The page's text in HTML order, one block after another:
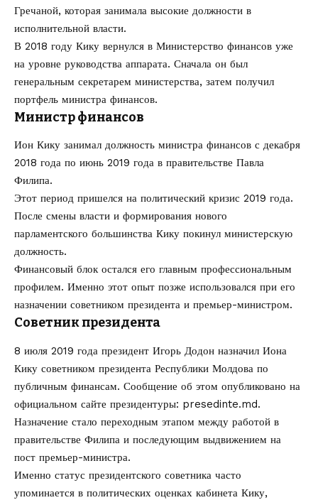
Гречаной, которая занимала высокие должности в
исполнительной власти.
В 2018 году Кику вернулся в Министерство финансов уже
на уровне руководства аппарата. Сначала он был
генеральным секретарем министерства, затем получил
портфель министра финансов.
Министр финансов
Ион Кику занимал должность министра финансов с декабря
2018 года по июнь 2019 года в правительстве Павла
Филипа.
Этот период пришелся на политический кризис 2019 года.
После смены власти и формирования нового
парламентского большинства Кику покинул министерскую
должность.
Финансовый блок остался его главным профессиональным
профилем. Именно этот опыт позже использовался при его
назначении советником президента и премьер-министром.
Советник президента
8 июля 2019 года президент Игорь Додон назначил Иона
Кику советником президента Республики Молдова по
публичным финансам. Сообщение об этом опубликовано на
официальном сайте президентуры: presedinte.md.
Назначение стало переходным этапом между работой в
правительстве Филипа и последующим выдвижением на
пост премьер-министра.
Именно статус президентского советника часто
упоминается в политических оценках кабинета Кику,